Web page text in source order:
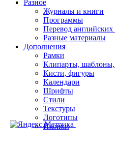
Разное
Журналы и книги
Программы
Перевод английских
Разные материалы
Дополнения
Рамки
Клипарты, шаблоны,
Кисти, фигуры
Календари
Шрифты
Стили
Текстуры
Логотипы
Иконки